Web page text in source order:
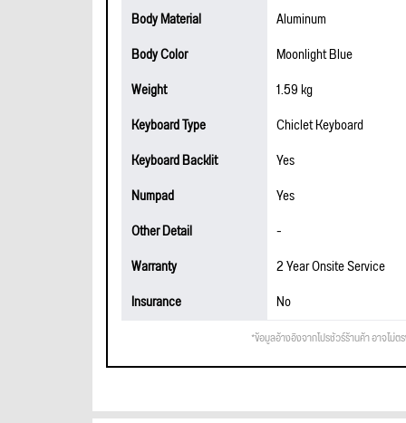
Body Material
Aluminum
Body Color
Moonlight Blue
Weight
1.59 kg
Keyboard Type
Chiclet Keyboard
Keyboard Backlit
Yes
Numpad
Yes
Other Detail
-
Warranty
2 Year Onsite Service
Insurance
No
*ข้อมูลอ้างอิงจากโปรชัวร์ร้านค้า อาจไม่